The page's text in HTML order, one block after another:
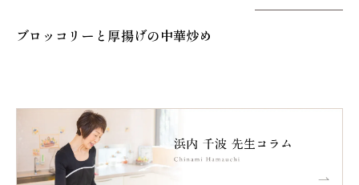
ブロッコリーと厚揚げの中華炒め